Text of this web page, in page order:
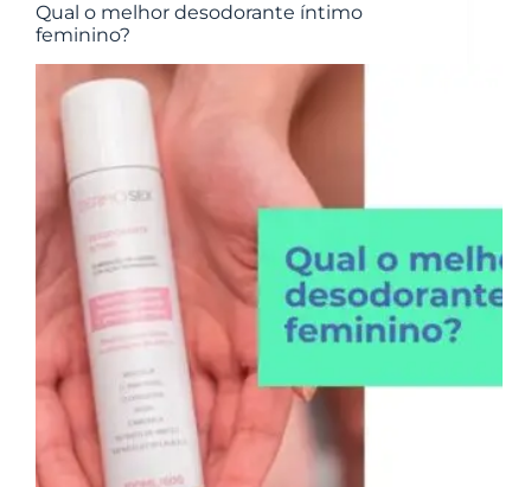
Qual o melhor desodorante íntimo
feminino?